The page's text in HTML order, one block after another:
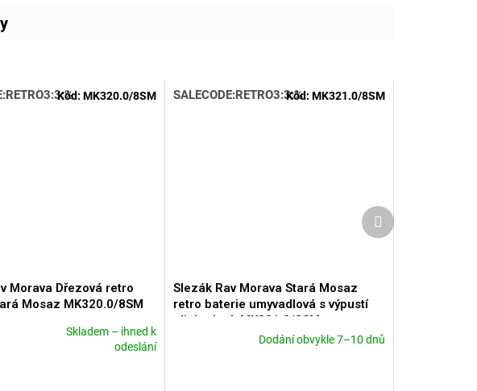
Morava Dřezová retro
Mosaz MK320.0/8SM
Skladem – ihned k
odeslání
Kód: MK320.0/8SM SALECODE:RETRO3:3:%
Slezák Rav Morava Stará Mosaz
retro baterie umyvadlová s výpustí
click-clack MK321.0/8SM
Dodání obvykle 7–10 dnů
Kód: MK321.0/8SM
Další
produkt